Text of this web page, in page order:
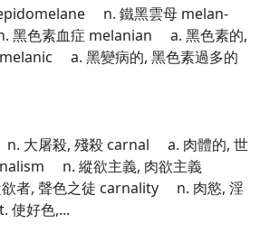
n. 鐵黑雲母 melan-
色素血症 melanian a. 黑色素的,
a. 黑變病的, 黑色素過多的
大屠殺, 殘殺 carnal a. 肉體的, 世
n. 縱欲主義, 肉欲主義
者, 聲色之徒 carnality n. 肉慾, 淫
好色,...